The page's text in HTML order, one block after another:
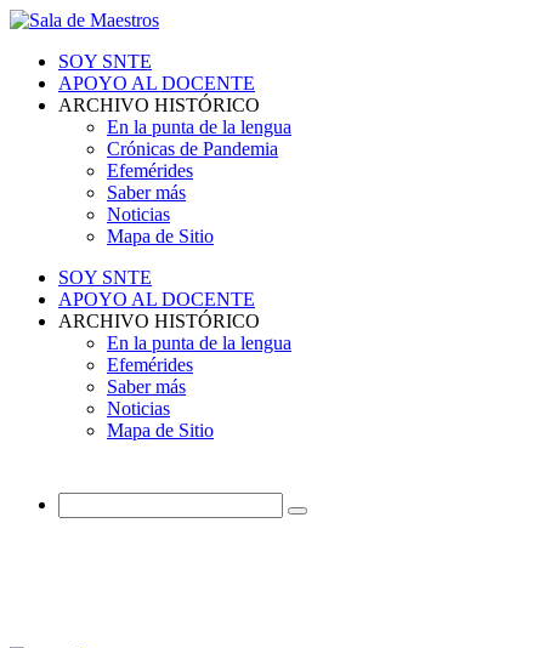
SOY SNTE
APOYO AL DOCENTE
ARCHIVO HISTÓRICO
En la punta de la lengua
Crónicas de Pandemia
Efemérides
Saber más
Noticias
Mapa de Sitio
SOY SNTE
APOYO AL DOCENTE
ARCHIVO HISTÓRICO
En la punta de la lengua
Efemérides
Saber más
Noticias
Mapa de Sitio